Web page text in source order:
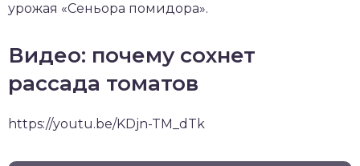
урожая «Сеньора помидора».
Видео: почему сохнет
рассада томатов
https://youtu.be/KDjn-TM_dTk